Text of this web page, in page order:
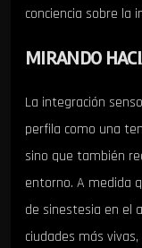
conciencia sobre la
MIRANDO
La integración
perfila como una
sino que también
entorno. A medida
de sinestesia en el
ciudades más